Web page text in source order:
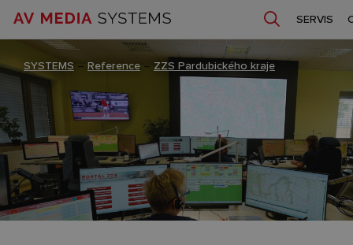
SERVIS
SYSTEMS – Reference – ZZS Pardubického kraje